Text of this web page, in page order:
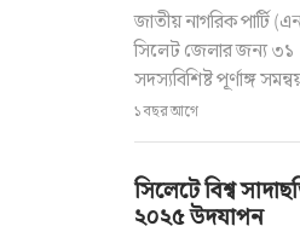
জাতীয় নাগরিক পার্টি
সিলেট জেলার জন্য ৩১
সদস্যবিশিষ্ট পূর্ণাঙ্গ
১ বছর আগে
সিলেটে বিশ্ব
২০২৫ উদযাপন